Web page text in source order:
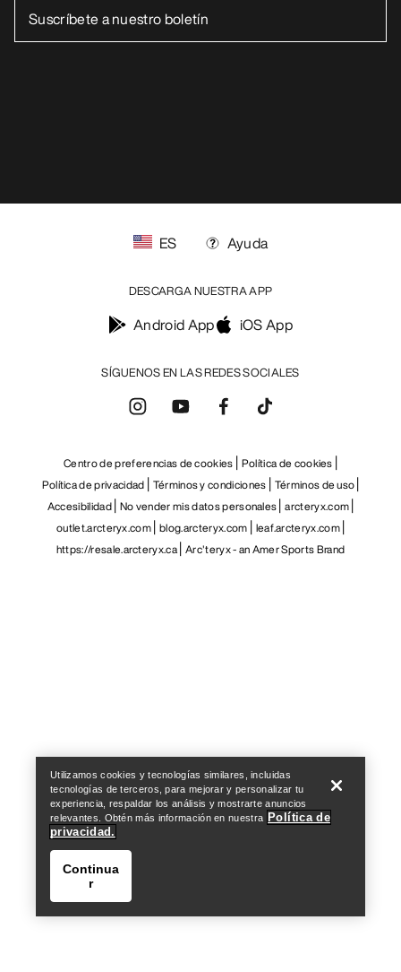
Help
SÍGUENOS EN LAS REDES SOCIALES
ES Ayuda
DESCARGA NUESTRA APP
Android App iOS App
Centro de preferencias de cookies Política de cookies
Política de privacidad Términos y condiciones Términos de uso
Accesibilidad No vender mis datos personales arcteryx.com
outlet.arcteryx.com blog.arcteryx.com leaf.arcteryx.com
https://resale.arcteryx.ca Arc'teryx - an Amer Sports Brand
Utilizamos cookies y tecnologías similares, incluidas
tecnologías de terceros, para mejorar y personalizar tu
experiencia, respaldar los análisis y mostrarte anuncios
relevantes. Obtén más información en nuestra Política de
privacidad.
Continua
r